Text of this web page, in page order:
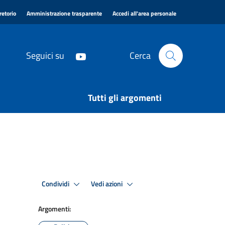
Amministrazione trasparente Accedi all'area personale
Seguici su Cerca
Tutti gli argomenti
Condividi Vedi azioni
Argomenti: